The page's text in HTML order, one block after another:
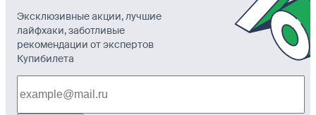
Эксклюзивные акции, лучшие
лайфхаки, заботливые
рекомендации от экспертов
Купибилета